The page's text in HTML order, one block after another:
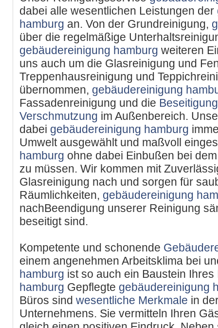
dabei alle wesentlichen Leistungen der
hamburg an. Von der Grundreinigung,
über die regelmäßige
gebäudereinigung hamburg weiteren
uns auch um die Glasreinigung und
Treppenhausreinigung und
übernommen, gebäudereinigung
Fassadenreinigung und die
Verschmutzung im Außenbereich.
dabei gebäudereinigung hamburg
Umwelt ausgewählt und maßvoll
hamburg ohne dabei Einbußen bei
zu müssen. Wir kommen mit
Glasreinigung nach und sorgen für
Räumlichkeiten, gebäudereinigung
nachBeendigung unserer Reinigung
beseitigt sind.
Kompetente und schonende
einem angenehmen Arbeitsklima bei
hamburg ist so auch ein Baustein
hamburg Gepflegte gebäudereinigung
Büros sind wesentliche Merkmale in
Unternehmens. Sie vermitteln Ihren